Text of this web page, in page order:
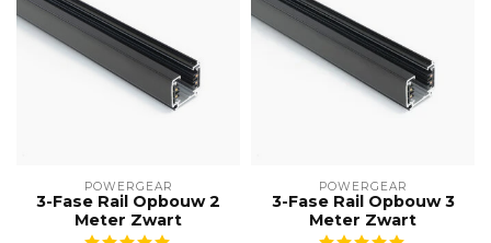
POWERGEAR
3-Fase Rail Opbouw 2
Meter Zwart
POWERGEAR
3-Fase Rail Opbouw 3
Meter Zwart